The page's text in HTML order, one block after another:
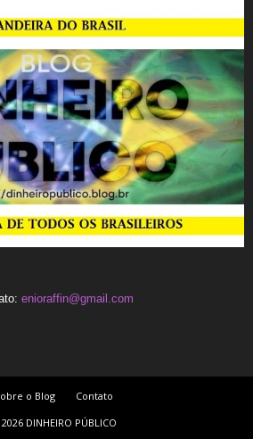
enioraffin@gmail.com
o Blog
Contato
DINHEIRO PÚBLICO